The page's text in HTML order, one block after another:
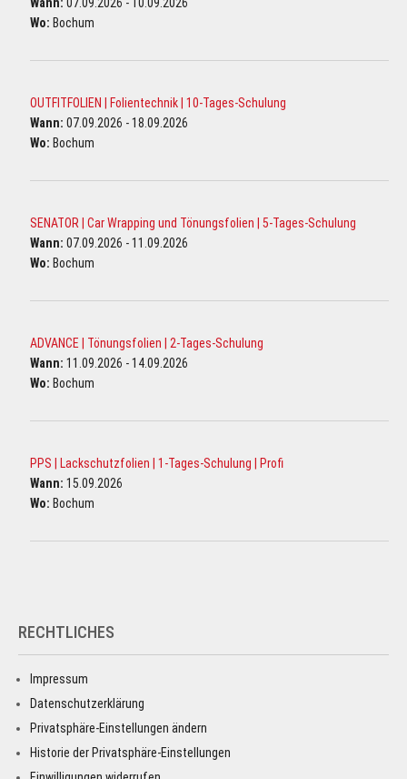
Wo: Bochum
OUTFITFOLIEN | Folientechnik | 10-Tages-Schulung
Wann: 07.09.2026 - 18.09.2026
Wo: Bochum
SENATOR | Car Wrapping und Tönungsfolien | 5-Tages-Schulung
Wann: 07.09.2026 - 11.09.2026
Wo: Bochum
ADVANCE | Tönungsfolien | 2-Tages-Schulung
Wann: 11.09.2026 - 14.09.2026
Wo: Bochum
PPS | Lackschutzfolien | 1-Tages-Schulung | Profi
Wann: 15.09.2026
Wo: Bochum
RECHTLICHES
Impressum
Datenschutzerklärung
Privatsphäre-Einstellungen ändern
Historie der Privatsphäre-Einstellungen